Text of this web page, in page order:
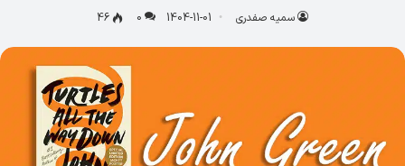
سمیه صفدری 1404-11-01
0
46